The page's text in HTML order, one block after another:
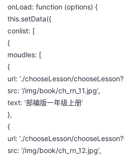
onLoad: function (options) {
this.setData({
conlist: [
{
moudles: [
{
url: ‘./chooseLesson/
src: ‘/img/book/ch_rn_11.jpg’,
text: ‘部编版一年级上册’
},
{
url: ‘./chooseLesson/
src: ‘/img/book/ch_rn_12.jpg’,